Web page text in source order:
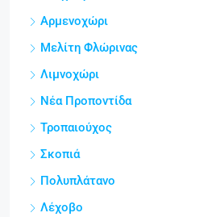
Αρμενοχώρι
Μελίτη Φλώρινας
Λιμνοχώρι
Νέα Προποντίδα
Τροπαιούχος
Σκοπιά
Πολυπλάτανο
Λέχοβο